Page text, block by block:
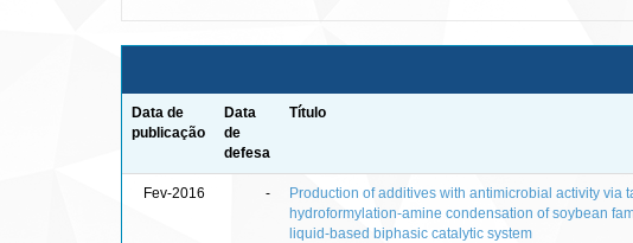
Data de
publicação
Data
de
defesa
Título
Fev-2016 -
Production of additives with antimicrobial activity via
hydroformylation-amine condensation of soybean
liquid-based biphasic catalytic system